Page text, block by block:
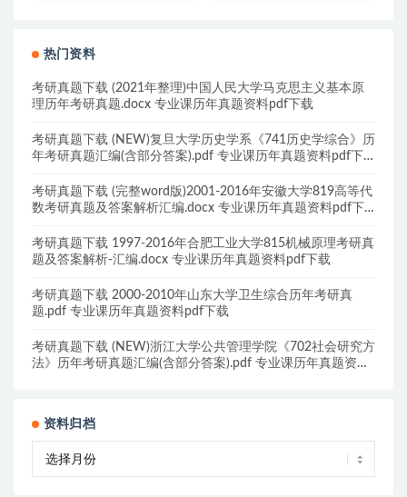
热门资料
考研真题下载 (2021年整理)中国人民大学马克思主义基本原
理历年考研真题.docx 专业课历年真题资料pdf下载
考研真题下载 (NEW)复旦大学历史学系《741历史学综合》历
年考研真题汇编(含部分答案).pdf 专业课历年真题资料pdf下
考研真题下载 (完整word版)2001-2016年安徽大学819高等代
数考研真题及答案解析汇编.docx 专业课历年真题资料pdf下
考研真题下载 1997-2016年合肥工业大学815机械原理考研真
题及答案解析-汇编.docx 专业课历年真题资料pdf下载
考研真题下载 2000-2010年山东大学卫生综合历年考研真
题.pdf 专业课历年真题资料pdf下载
考研真题下载 (NEW)浙江大学公共管理学院《702社会研究方
法》历年考研真题汇编(含部分答案).pdf 专业课历年真题资料
资料归档